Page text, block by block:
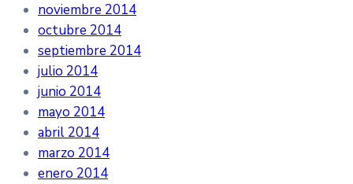
noviembre 2014
octubre 2014
septiembre 2014
julio 2014
junio 2014
mayo 2014
abril 2014
marzo 2014
enero 2014